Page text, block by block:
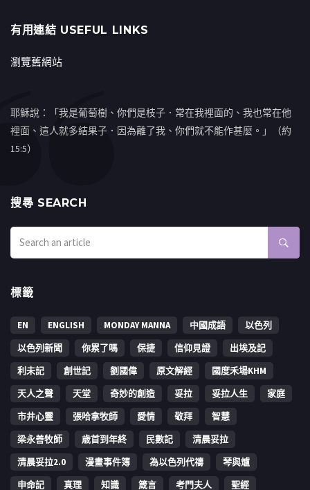
有用連結 USEFUL LINKS
瀏覽舊網站
耶穌說：「我是葡萄樹、你們是枝子．常在我裡面的、我也常在他
裡面、這人就多結果子．因為離了我、你們就不能作甚麼。」（約
15:5）
搜㝷 SEARCH
標籤
EN ENGLISH MONDAY MANNA 中國成語
以色列
以色列新聞
你累了嗎 保捷 信仰見證
出埃及記
利未記
創世記 劉國偉 原文解經
國度禾場KHM
天人之聲
天堂 奇妙的創造 妥拉 妥拉人生
家庭
市井心靈
張哈拿牧師 愛情 敬拜
智慧
梁永善牧師
歳首到年終 民數記
清晨妥拉
清晨妥拉2.0
漫畫事件簿 為以色列代禱
琴與爐
申命記
真理 知識 箴言 考門夫人 聖經